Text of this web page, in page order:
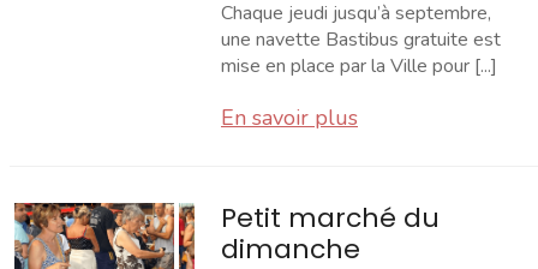
Chaque jeudi jusqu’à septembre,
une navette Bastibus gratuite est
mise en place par la Ville pour [...]
En savoir plus
Petit marché du
dimanche